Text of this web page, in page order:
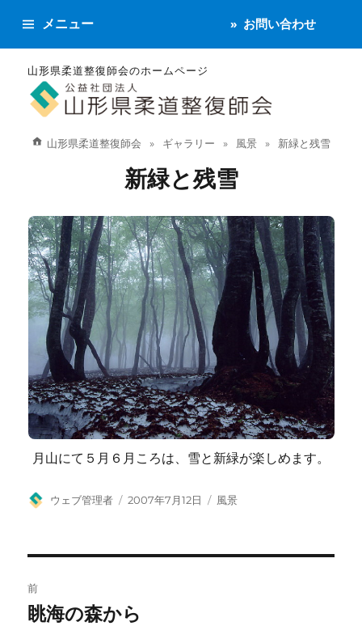
山形県柔道整復師会のホームページ
メニュー お問い合わせ
山形県柔道整復師会 ギャラリー 風景 新緑と残雪
新緑と残雪
月山にて５月６月ころは、雪と新緑が楽しめます。
投
ウェブ管理者
投
2007年7月12日
カ
風景
稿
前
前
眺海の森から